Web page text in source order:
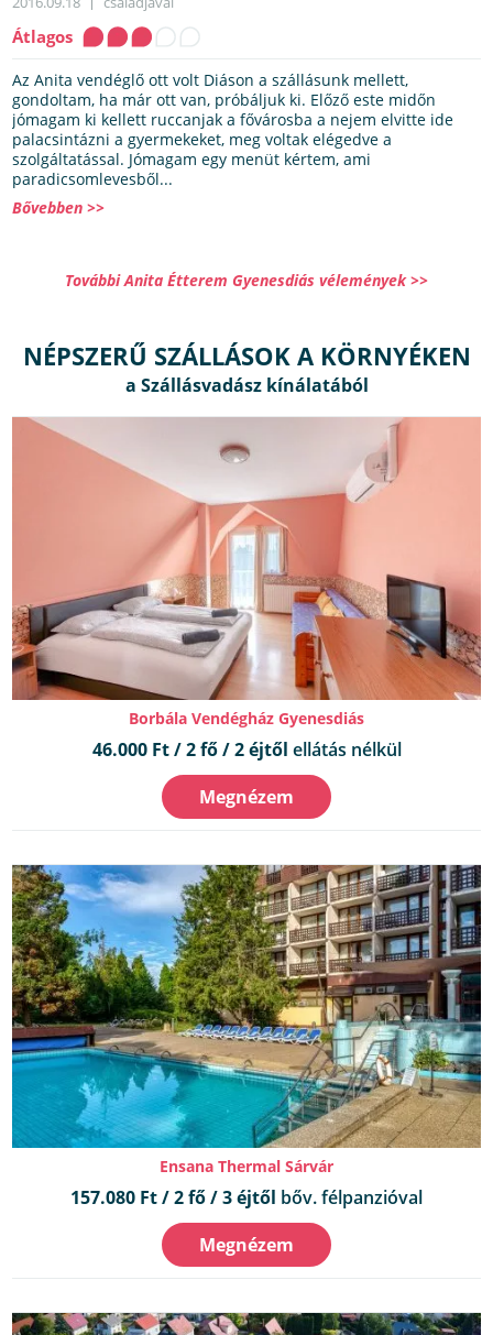
Átlagos
Az Anita vendéglő ott volt Diáson a szállásunk mellett,
gondoltam, ha már ott van, próbáljuk ki. Előző este midőn
jómagam ki kellett ruccanjak a fővárosba a nejem elvitte ide
palacsintázni a gyermekeket, meg voltak elégedve a
szolgáltatással. Jómagam egy menüt kértem, ami
paradicsomlevesből...
Bővebben >>
További Anita Étterem Gyenesdiás vélemények >>
NÉPSZERŰ SZÁLLÁSOK A KÖRNYÉKEN
Borbála Vendégház Gyenesdiás
46.000 Ft / 2 fő / 2 éjtől ellátás nélkül
Megnézem
Ensana Thermal Sárvár
157.080 Ft / 2 fő / 3 éjtől bőv. félpanzióval
Megnézem